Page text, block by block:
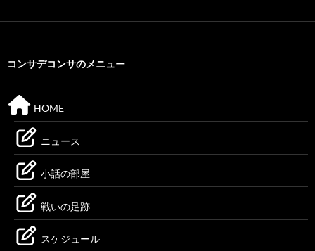
コンサデコンサのメニュー
HOME
ニュース
小話の部屋
戦いの足跡
スケジュール